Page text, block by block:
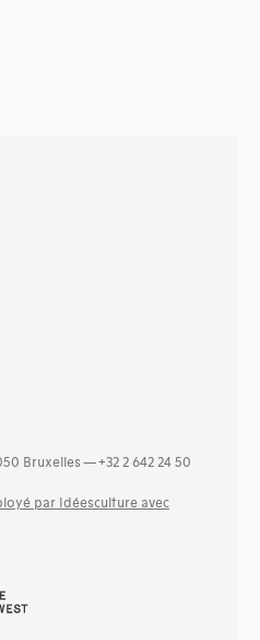
Bruxelles — +32 2 642 24 50
par Idéesculture avec